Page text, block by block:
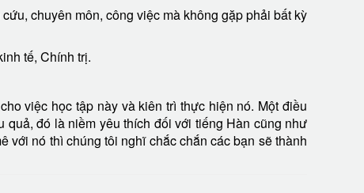
chuyên môn, công việc mà không gặp phải bất kỳ
tế, Chính trị.
việc học tập này và kiên trì thực hiện nó. Một điều
đó là niềm yêu thích đối với tiếng Hàn cũng như
với nó thì chúng tôi nghĩ chắc chắn các bạn sẽ thành